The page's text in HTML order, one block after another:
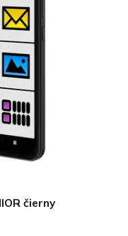
čierny